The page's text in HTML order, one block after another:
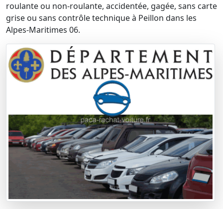
roulante ou non-roulante, accidentée, gagée, sans carte
grise ou sans contrôle technique à Peillon dans les
Alpes-Maritimes 06.